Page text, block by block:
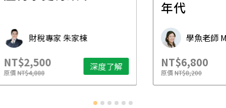
解
學魚老師 Michelle
NT$6,800
NT$8,200 深度了解